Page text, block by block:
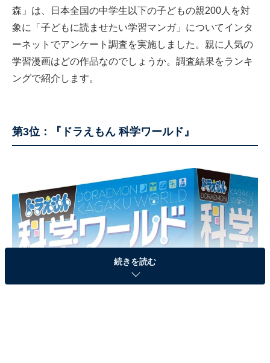
森」は、日本全国の中学生以下の子どもの親200人を対
象に「子どもに読ませたい学習マンガ」についてインタ
ーネットでアンケート調査を実施しました。親に人気の
学習漫画はどの作品なのでしょうか。調査結果をランキ
ングで紹介します。
第3位：『ドラえもん 科学ワールド』
続きを読む